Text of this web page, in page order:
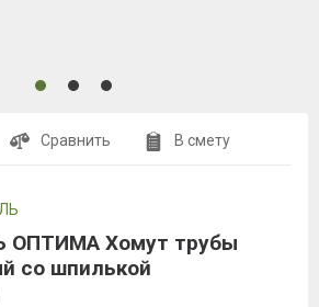
Сравнить В смету
ОПТИМА Хомут трубы
со шпилькой